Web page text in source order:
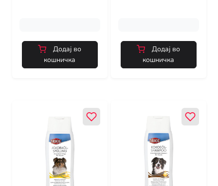
Додај во
кошничка
Додај во
кошничка